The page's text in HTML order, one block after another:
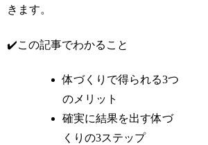
きます。
✔️この記事でわかること
体づくりで得られる3つ
のメリット
確実に結果を出す体づ
くりの3ステップ